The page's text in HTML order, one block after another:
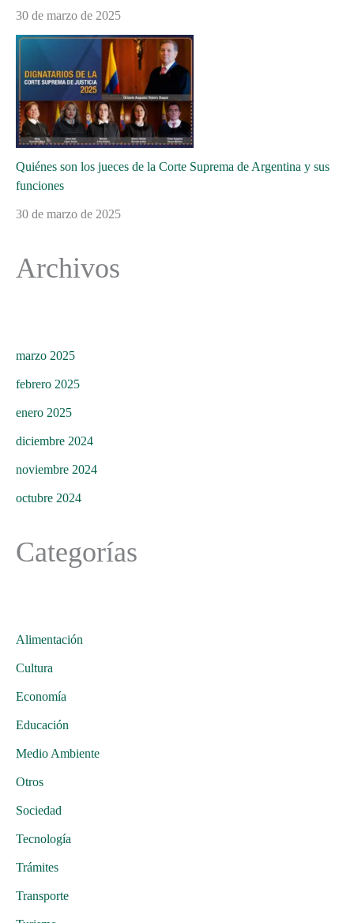
30 de marzo de 2025
Quiénes son los jueces de la Corte Suprema de Argentina y sus
funciones
30 de marzo de 2025
Archivos
marzo 2025
febrero 2025
enero 2025
diciembre 2024
noviembre 2024
octubre 2024
Categorías
Alimentación
Cultura
Economía
Educación
Medio Ambiente
Otros
Sociedad
Tecnología
Trámites
Transporte